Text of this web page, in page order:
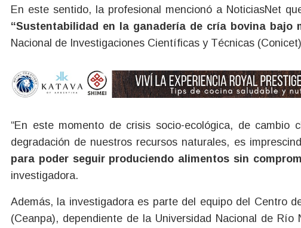
En este sentido, la profesional mencionó a NoticiasNet
“Sustentabilidad en la ganadería de cría bovina bajo
Nacional de Investigaciones Científicas y Técnicas
“En este momento de crisis socio-ecológica, de
degradación de nuestros recursos naturales, es
para poder seguir produciendo alimentos sin
investigadora.
Además, la investigadora es parte del equipo del Centro
(Ceanpa), dependiente de la Universidad Nacional de Río